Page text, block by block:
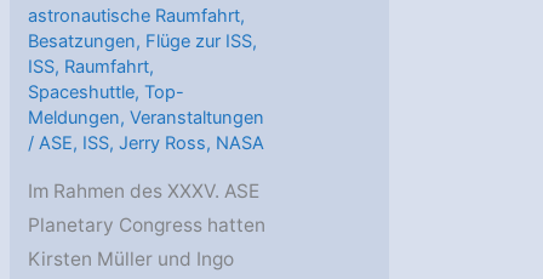
astronautische Raumfahrt,
Besatzungen, Flüge zur ISS,
ISS, Raumfahrt,
Spaceshuttle,Top-
Meldungen,Veranstaltungen
/ASE, ISS,Jerry Ross, NASA
Im Rahmen des XXXV. ASE
Planetary Congress hatten
Kirsten Müller und Ingo